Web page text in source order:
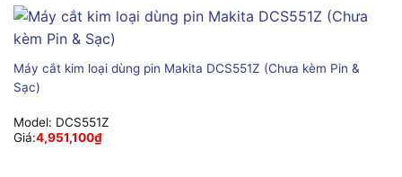
Máy cắt kim loại dùng pin Makita DCS551Z (Chưa kèm Pin &
Sạc)
Model: DCS551Z
Giá:4,951,100₫